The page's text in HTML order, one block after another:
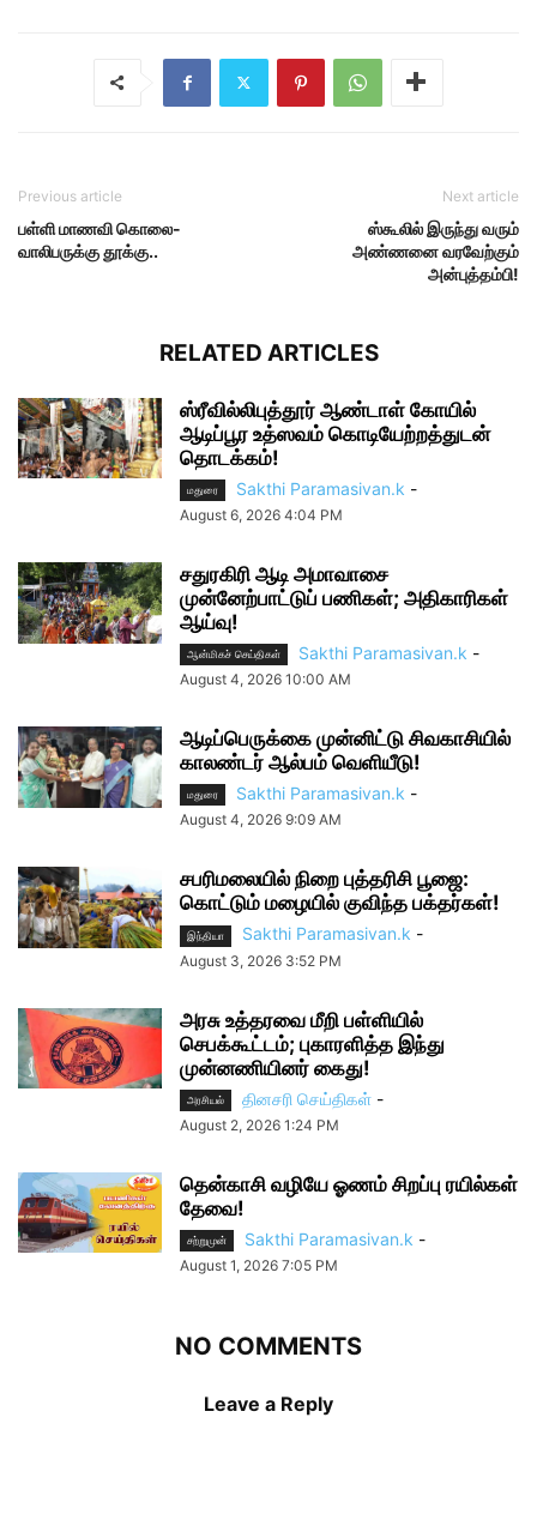
Previous article
பள்ளி மாணவி கொலை-
வாலிபருக்கு தூக்கு..
Next article
ஸ்கூலில் இருந்து வரும்
அண்ணனை வரவேற்கும்
அன்புத்தம்பி!
RELATED ARTICLES
ஸ்ரீவில்லிபுத்தூர் ஆண்டாள் கோயில்
ஆடிப்பூர உத்ஸவம் கொடியேற்றத்துடன்
தொடக்கம்!
மதுரை Sakthi Paramasivan.k -
August 6, 2026 4:04 PM
சதுரகிரி ஆடி அமாவாசை
முன்னேற்பாட்டுப் பணிகள்; அதிகாரிகள்
ஆய்வு!
ஆன்மிகச் செய்திகள் Sakthi Paramasivan.k -
August 4, 2026 10:00 AM
ஆடிப்பெருக்கை முன்னிட்டு சிவகாசியில்
காலண்டர் ஆல்பம் வெளியீடு!
மதுரை Sakthi Paramasivan.k -
August 4, 2026 9:09 AM
சபரிமலையில் நிறை புத்தரிசி பூஜை:
கொட்டும் மழையில் குவிந்த பக்தர்கள்!
இந்தியா Sakthi Paramasivan.k -
August 3, 2026 3:52 PM
அரசு உத்தரவை மீறி பள்ளியில்
செபக்கூட்டம்; புகாரளித்த இந்து
முன்னணியினர் கைது!
அரசியல் தினசரி செய்திகள் -
August 2, 2026 1:24 PM
தென்காசி வழியே ஓணம் சிறப்பு ரயில்கள்
தேவை!
சற்றுமுன் Sakthi Paramasivan.k -
August 1, 2026 7:05 PM
NO COMMENTS
Leave a Reply